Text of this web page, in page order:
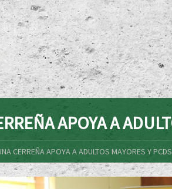
APOYA A
CERREÑA APOYA A ADULTOS MAYORES Y